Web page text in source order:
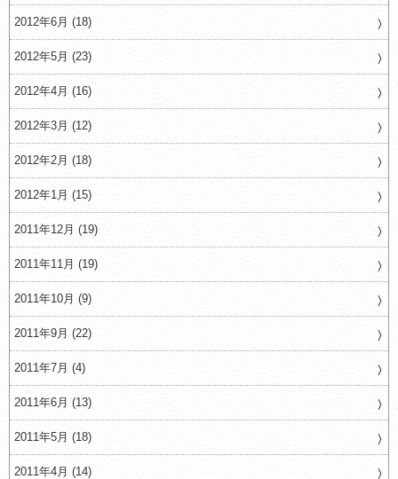
2012年6月 (18)
2012年5月 (23)
2012年4月 (16)
2012年3月 (12)
2012年2月 (18)
2012年1月 (15)
2011年12月 (19)
2011年11月 (19)
2011年10月 (9)
2011年9月 (22)
2011年7月 (4)
2011年6月 (13)
2011年5月 (18)
2011年4月 (14)